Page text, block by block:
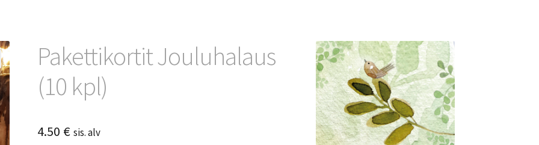
Pakettikortit Jouluhalaus
(10 kpl)
4.50 € sis. alv